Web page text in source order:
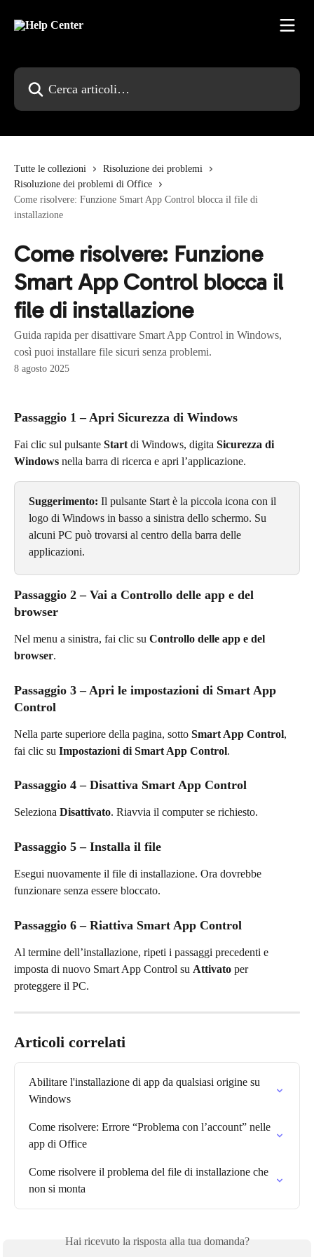
Cerca articoli…
Tutte le collezioni
Risoluzione dei problemi
Risoluzione dei problemi di Office
Come risolvere: Funzione Smart App Control blocca il file di
installazione
Come risolvere: Funzione
Smart App Control blocca il
file di installazione
Guida rapida per disattivare Smart App Control in Windows,
così puoi installare file sicuri senza problemi.
8 agosto 2025
Passaggio 1 – Apri Sicurezza di Windows
Fai clic sul pulsante Start di Windows, digita Sicurezza di
Windows nella barra di ricerca e apri l’applicazione.
Suggerimento: Il pulsante Start è la piccola icona con il
logo di Windows in basso a sinistra dello schermo. Su
alcuni PC può trovarsi al centro della barra delle
applicazioni.
Passaggio 2 – Vai a Controllo delle app e del
browser
Nel menu a sinistra, fai clic su Controllo delle app e del
browser.
Passaggio 3 – Apri le impostazioni di Smart App
Control
Nella parte superiore della pagina, sotto Smart App Control,
fai clic su Impostazioni di Smart App Control.
Passaggio 4 – Disattiva Smart App Control
Seleziona Disattivato. Riavvia il computer se richiesto.
Passaggio 5 – Installa il file
Esegui nuovamente il file di installazione. Ora dovrebbe
funzionare senza essere bloccato.
Passaggio 6 – Riattiva Smart App Control
Al termine dell’installazione, ripeti i passaggi precedenti e
imposta di nuovo Smart App Control su Attivato per
proteggere il PC.
Articoli correlati
Abilitare l'installazione di app da qualsiasi origine su
Windows
Come risolvere: Errore “Problema con l’account” nelle
app di Office
Come risolvere il problema del file di installazione che
non si monta
Hai ricevuto la risposta alla tua domanda?